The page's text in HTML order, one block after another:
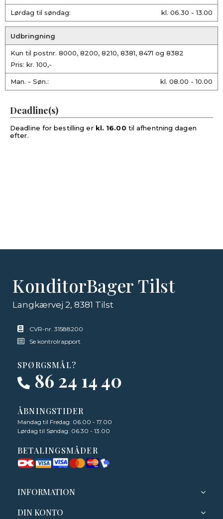
Lørdag til søndag: kl. 06.30 - 13.00
Udbringning
Kun til postnr. 8000, 8200, 8210, 8381, 8471 og 8382
Pris: kr. 100,-
Man. - Søn.: kl. 08.00 - 10.00
Deadline(s)
Deadline for bestilling er kl. 16.00 til afhentning dagen
efter.
KonditorBager Tilst
Langkærvej 2, 8381 Tilst
CVR-nr. 31588200
Se kontrolrapport
SPØRGSMÅL?
86 24 14 40
ÅBNINGSTIDER
Mandag til Fredag: 06.00 - 17.00
Lørdag til Søndag: 06.30 - 13.00
BETALINGSMÅDER
INFORMATION
DIN KONTO